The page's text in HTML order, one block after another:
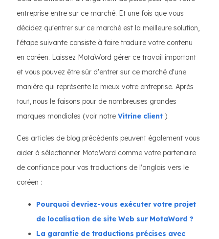
entreprise entre sur ce marché. Et une fois que vous
décidez qu'entrer sur ce marché est la meilleure solution,
l'étape suivante consiste à faire traduire votre contenu
en coréen. Laissez MotaWord gérer ce travail important
et vous pouvez être sûr d'entrer sur ce marché d'une
manière qui représente le mieux votre entreprise. Après
tout, nous le faisons pour de nombreuses grandes
marques mondiales (voir notre Vitrine client )
Ces articles de blog précédents peuvent également vous
aider à sélectionner MotaWord comme votre partenaire
de confiance pour vos traductions de l'anglais vers le
coréen :
Pourquoi devriez-vous exécuter votre projet
de localisation de site Web sur MotaWord ?
La garantie de traductions précises avec